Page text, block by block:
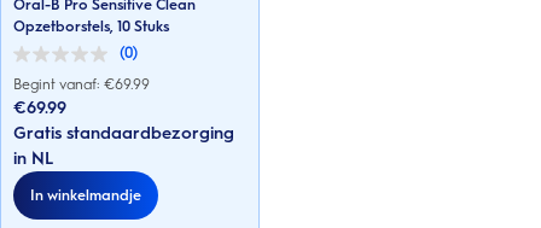
Oral-B Pro Sensitive Clean
Opzetborstels, 10 Stuks
(0)
0.0
van
de
5
sterren.
Begint vanaf: €69.99
€69.99
Gratis standaardbezorging
in NL
In winkelmandje